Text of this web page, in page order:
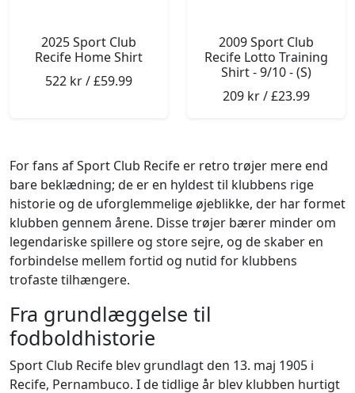
2025 Sport Club
Recife Home Shirt
522 kr / £59.99
2009 Sport Club
Recife Lotto Training
Shirt - 9/10 - (S)
209 kr / £23.99
For fans af Sport Club Recife er retro trøjer mere end
bare beklædning; de er en hyldest til klubbens rige
historie og de uforglemmelige øjeblikke, der har formet
klubben gennem årene. Disse trøjer bærer minder om
legendariske spillere og store sejre, og de skaber en
forbindelse mellem fortid og nutid for klubbens
trofaste tilhængere.
Fra grundlæggelse til
fodboldhistorie
Sport Club Recife blev grundlagt den 13. maj 1905 i
Recife, Pernambuco. I de tidlige år blev klubben hurtigt